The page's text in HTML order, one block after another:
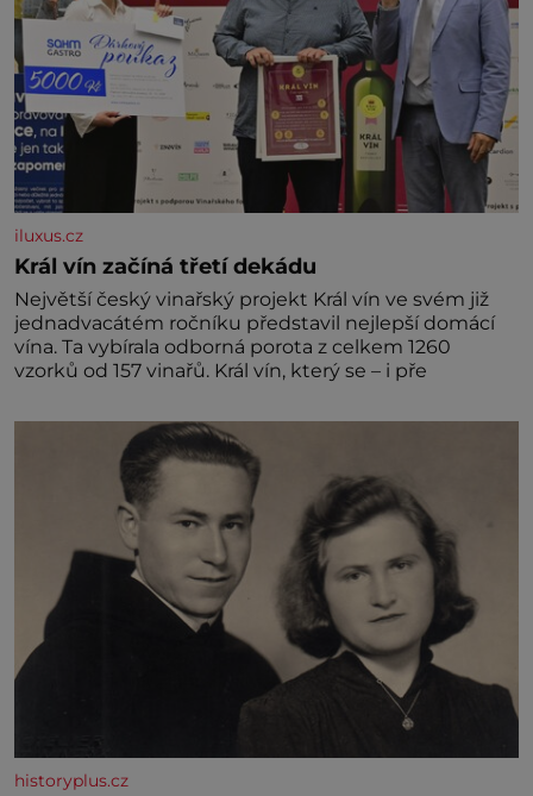
iluxus.cz
Král vín začíná třetí dekádu
Největší český vinařský projekt Král vín ve svém již
jednadvacátém ročníku představil nejlepší domácí
vína. Ta vybírala odborná porota z celkem 1260
vzorků od 157 vinařů. Král vín, který se – i pře
historyplus.cz